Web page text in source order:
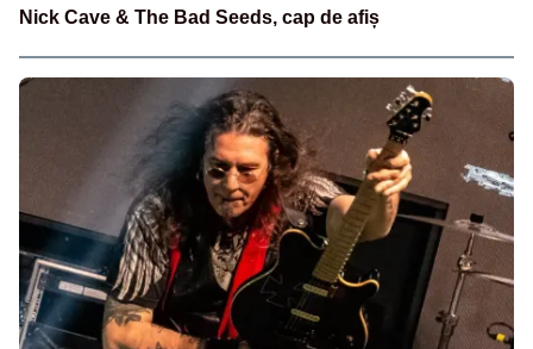
Nick Cave & The Bad Seeds, cap de afiș